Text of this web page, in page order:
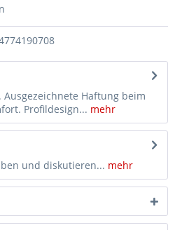
Haftung beim
Profildesign... mehr
und diskutieren... mehr